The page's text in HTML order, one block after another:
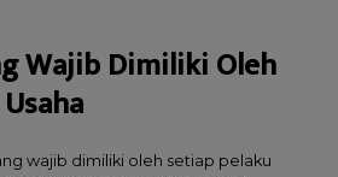
Wajib Dimiliki Oleh
wajib dimiliki oleh setiap pelaku